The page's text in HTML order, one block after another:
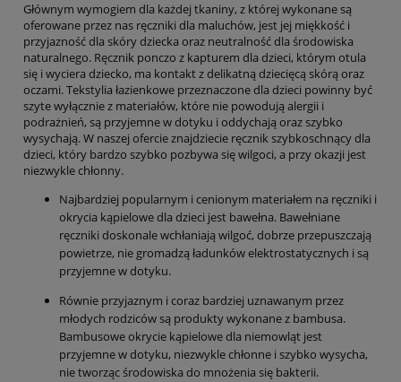
Głównym wymogiem dla każdej tkaniny, z której wykonane są
oferowane przez nas ręczniki dla maluchów, jest jej miękkość i
przyjazność dla skóry dziecka oraz neutralność dla środowiska
naturalnego. Ręcznik ponczo z kapturem dla dzieci, którym otula
się i wyciera dziecko, ma kontakt z delikatną dziecięcą skórą oraz
oczami. Tekstylia łazienkowe przeznaczone dla dzieci powinny być
szyte wyłącznie z materiałów, które nie powodują alergii i
podrażnień, są przyjemne w dotyku i oddychają oraz szybko
wysychają. W naszej ofercie znajdziecie ręcznik szybkoschnący dla
dzieci, który bardzo szybko pozbywa się wilgoci, a przy okazji jest
niezwykle chłonny.
Najbardziej popularnym i cenionym materiałem na ręczniki i
okrycia kąpielowe dla dzieci jest bawełna. Bawełniane
ręczniki doskonale wchłaniają wilgoć, dobrze przepuszczają
powietrze, nie gromadzą ładunków elektrostatycznych i są
przyjemne w dotyku.
Równie przyjaznym i coraz bardziej uznawanym przez
młodych rodziców są produkty wykonane z bambusa.
Bambusowe okrycie kąpielowe dla niemowląt jest
przyjemne w dotyku, niezwykle chłonne i szybko wysycha,
nie tworząc środowiska do mnożenia się bakterii.